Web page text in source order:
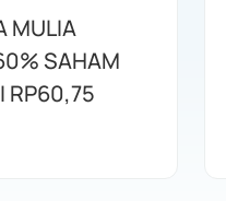
MULIA
SAHAM
RP60,75